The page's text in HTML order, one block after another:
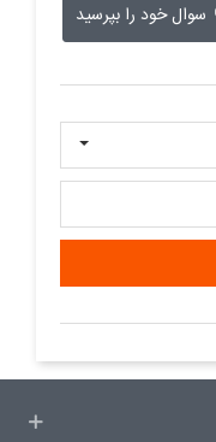
سوال خود را بپرسید